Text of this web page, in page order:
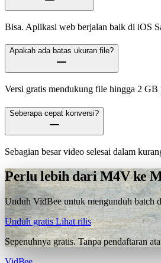
Bisa. Aplikasi web berjalan baik di iOS
Apakah ada batas ukuran file?
Versi gratis mendukung file hingga 2 GB
Seberapa cepat konversi?
Sebagian besar video selesai dalam
Perlu lebih dari M4V ke
Unduh VidBee untuk mengunduh batch
Unduh gratis Lihat rilis
Sepenuhnya gratis. Tanpa pendaftaran